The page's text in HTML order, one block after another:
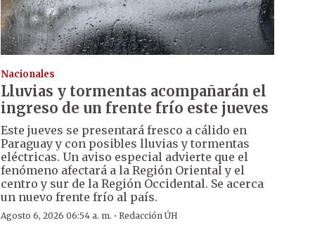
Nacionales
Lluvias y tormentas acompañarán el
ingreso de un frente frío este jueves
Este jueves se presentará fresco a cálido en
Paraguay y con posibles lluvias y tormentas
eléctricas. Un aviso especial advierte que el
fenómeno afectará a la Región Oriental y el
centro y sur de la Región Occidental. Se acerca
un nuevo frente frío al país.
Agosto 6, 2026 06:54 a. m. · Redacción ÚH